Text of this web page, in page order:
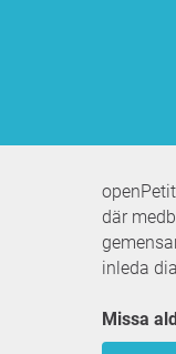
där
inleda
Missa